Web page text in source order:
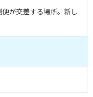
が交差する場所。新し